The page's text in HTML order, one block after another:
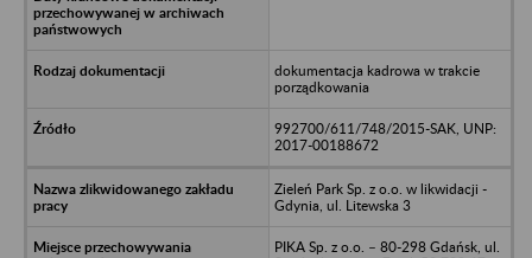
dokumentacja kadrowa w trakcie
porządkowania
992700/611/748/2015-SAK, UNP:
2017-00188672
Zieleń Park Sp. z o.o. w likwidacji -
Gdynia, ul. Litewska 3
PIKA Sp. z o.o. – 80-298 Gdańsk, ul.